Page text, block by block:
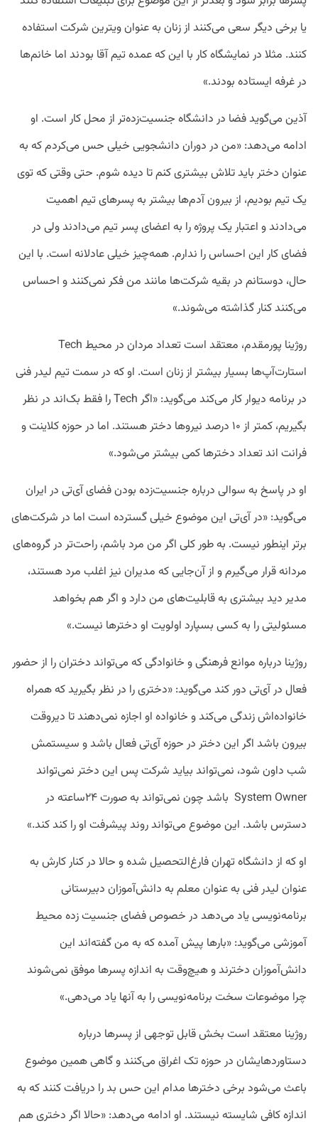
یا برخی دیگر سعی می‌کنند از زنان به عنوان ویترین شرکت استفاده
کنند. مثلا در نمایشگاه کار با این که عمده تیم آقا بودند اما خانم‌ها
در غرفه ایستاده بودند.»
آذین می‌گوید فضا در دانشگاه جنسیت‌زده‌تر از محل کار است. او
ادامه می‌دهد: «من در دوران دانشجویی خیلی حس می‌کردم که به
عنوان دختر باید تلاش بیشتری کنم تا دیده شوم. حتی وقتی که توی
یک تیم بودیم، از بیرون آدم‌ها بیشتر به پسر‌های تیم اهمیت
می‌دادند و اعتبار یک پروژه را به اعضای پسر تیم می‌دادند ولی در
فضای کار این احساس را ندارم. همه‌چیز خیلی عادلانه است. با این
حال، دوستانم در بقیه شرکت‌ها مانند من فکر نمی‌کنند و احساس
می‌کنند کنار گذاشته می‌شوند.»
روژینا پورمقدم، معتقد است تعداد مردان در محیط Tech
استارت‌آپ‌ها بسیار بیشتر از زنان است. او که در سمت تیم لیدر فنی
در برنامه دیوار کار می‌کند می‌گوید: «اگر Tech را فقط بک‌اند در نظر
بگیریم، کمتر از ۱۰ درصد نیروها دختر هستند. اما در حوزه کلاینت و
فرانت اند تعداد دخترها کمی بیشتر می‌شود.»
او در پاسخ به سوالی درباره جنسیت‌زده بودن فضای آی‌تی در ایران
می‌گوید: «در آی‌تی این موضوع خیلی گسترده است اما در شرکت‌های
برتر اینطور نیست. به طور کلی اگر من مرد باشم، راحت‌تر در گروه‌های
مردانه قرار می‌گیرم و از آن‌جایی که مدیران نیز اغلب مرد هستند،
مدیر دید بیشتری به قابلیت‌های من دارد و اگر هم بخواهد
مسئولیتی را به کسی بسپارد اولویت او دخترها نیست.»
روژینا درباره موانع فرهنگی و خانوادگی که می‌تواند دختران را از حضور
فعال در آی‌تی دور کند می‌گوید: «دختری را در نظر بگیرید که همراه
خانواده‌اش زندگی می‌کند و خانواده او اجازه نمی‌دهند تا دیروقت
بیرون باشد اگر این دختر در حوزه آی‌تی فعال باشد و سیستمش
شب داون شود، نمی‌تواند بیاید شرکت پس این دختر نمی‌تواند
System Owner باشد چون نمی‌تواند به صورت ۲۴ساعته در
دسترس باشد. این موضوع می‌تواند روند پیشرفت او را کند کند.»
او که از دانشگاه تهران فارغ‌التحصیل شده و حالا در کنار کارش به
عنوان لیدر فنی به عنوان معلم به دانش‌آموزان دبیرستانی
برنامه‌نویسی یاد می‌دهد در خصوص فضای جنسیت زده محیط
آموزشی می‌گوید: «بارها پیش آمده که به من گفته‌اند این
دانش‌آموزان دخترند و هیچ‌وقت به اندازه پسر‌ها موفق نمی‌شوند
چرا موضوعات سخت برنامه‌نویسی را به آنها یاد می‌دهی.»
روژینا معتقد است بخش قابل توجهی از پسرها درباره
دستاوردهایشان در حوزه تک اغراق می‌کنند و گاهی همین موضوع
باعث می‌شود برخی دخترها مدام این حس بد را دریافت کنند که به
اندازه کافی شایسته نیستند. او ادامه می‌دهد: «حالا اگر دختری هم